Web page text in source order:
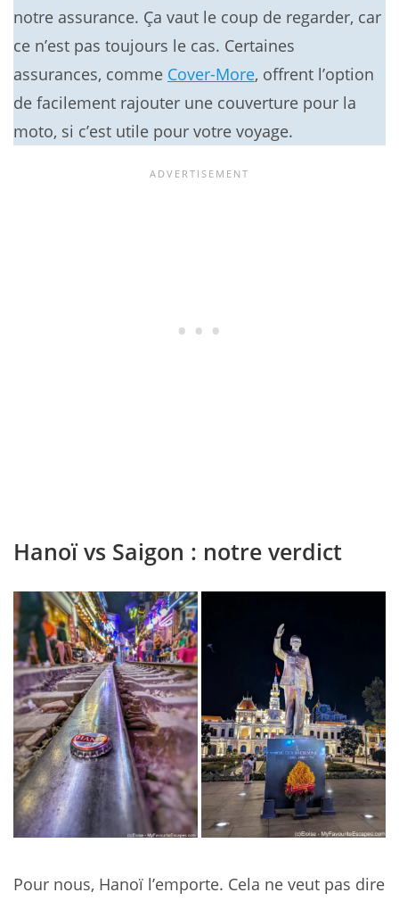
notre assurance. Ça vaut le coup de regarder, car
ce n’est pas toujours le cas. Certaines
assurances, comme Cover-More, offrent l’option
de facilement rajouter une couverture pour la
moto, si c’est utile pour votre voyage.
Hanoï vs Saigon : notre verdict
Pour nous, Hanoï l’emporte. Cela ne veut pas dire